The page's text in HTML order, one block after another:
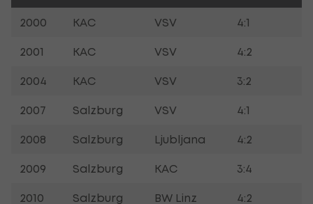
2000 KAC VSV 4:1
2001 KAC VSV 4:2
2004 KAC VSV 3:2
2007 Salzburg VSV 4:1
2008 Salzburg Ljubljana 4:2
2009 Salzburg KAC 3:4
2010 Salzburg BW Linz 4:2